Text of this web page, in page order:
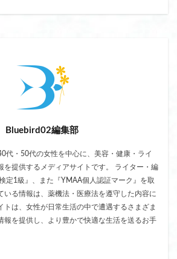
Bluebird02編集部
代・50代の女性を中心に、美容・健康・ライ
を提供するメディアサイトです。 ライター・編
定1級』、また『YMAA個人認証マーク』を取
いる情報は、薬機法・医療法を遵守した内容に
トは、女性が日常生活の中で遭遇するさまざま
報を提供し、より豊かで快適な生活を送るお手